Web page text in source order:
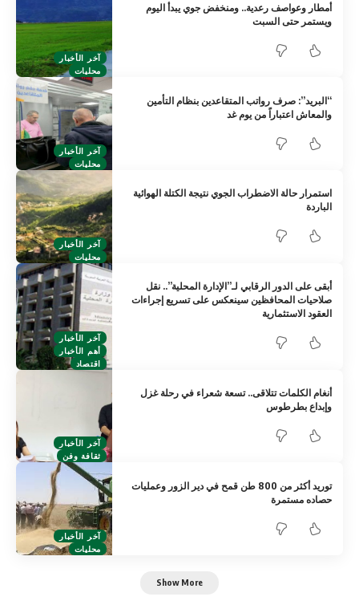
آخر الأخبار
محليات
أمطار وعواصف رعدية.. ومنخفض جوي يبدأ اليوم
ويستمر حتى السبت
آخر الأخبار
محليات
“البريد”: صرف رواتب المتقاعدين بنظام التأمين
والمعاش اعتباراً من يوم غد
آخر الأخبار
محليات
استمرار حالة الاضطراب الجوي نتيجة الكتلة الهوائية
الباردة
آخر الأخبار
أهم الأخبار
اقتصاد
أبقى على الدور الرقابي لـ”الإدارة المحلية”.. نقل
صلاحيات المحافظين سينعكس على تسريع إجراءات
العقود الاستثمارية
آخر الأخبار
ثقافة وفن
أنغام الكلمات تتلاقى.. تسعة شعراء في رحلة غزل
وإبداع بطرطوس
آخر الأخبار
محليات
توريد أكثر من 800 طن قمح في دير الزور وعمليات
حصاده مستمرة
Show More